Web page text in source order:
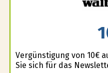
Vergünstigung von 10€
Sie sich für das